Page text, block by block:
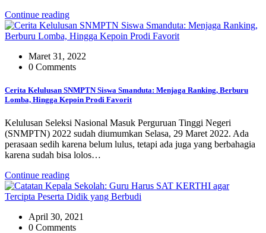
Continue reading
Maret 31, 2022
0 Comments
Cerita Kelulusan SNMPTN Siswa Smanduta: Menjaga Ranking, Berburu
Lomba, Hingga Kepoin Prodi Favorit
Kelulusan Seleksi Nasional Masuk Perguruan Tinggi Negeri
(SNMPTN) 2022 sudah diumumkan Selasa, 29 Maret 2022. Ada
perasaan sedih karena belum lulus, tetapi ada juga yang berbahagia
karena sudah bisa lolos…
Continue reading
April 30, 2021
0 Comments